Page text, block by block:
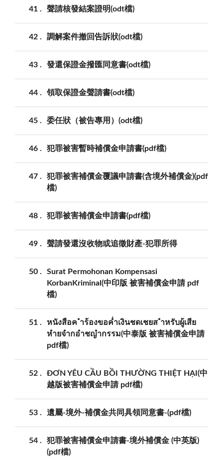
41 聲請核發結案證明(odt檔)
42 調解案件撤回告訴狀(odt檔)
43 發還保證金撥匯同意書(odt檔)
44 領取保證金聲請書(odt檔)
45 委任狀（被告專用）(odt檔)
46 犯罪被害暫時補償金申請書(pdf檔)
47
犯罪被害補償金覆議申請書(含境外補償金)(pdf
檔)
48 犯罪被害補償金申請書(pdf檔)
49 聲請發還沒收物或追徵財產-犯罪所得
50
Surat Permohonan Kompensasi
KorbanKriminal(中印版 被害補償金申請 pdf
檔)
51
หนังสือค ำร้องขอค่ำเงินชดเชยส ำหรับผู้เสีย
หำยจำกอำชญำกรรม(中泰版 被害補償金申請
pdf檔)
52
ĐƠN YÊU CẦU BỒI THƯỜNG THIỆT HẠI(中
越版被害補償金申請 pdf檔)
53 遺屬-境外-補償金共同具領同意書-(pdf檔)
54
犯罪被害補償金申請書-境外補償金 (中英版)
(pdf檔)